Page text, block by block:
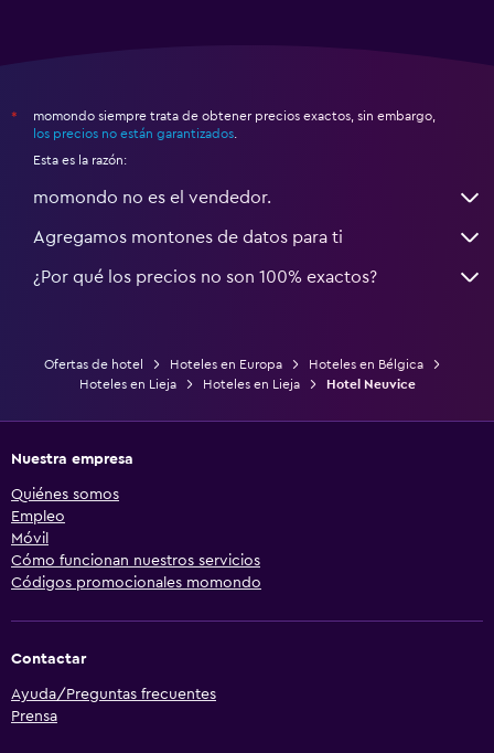
*
momondo siempre trata de obtener precios exactos, sin embargo,
los precios no están garantizados
Esta es la razón:
momondo no es el vendedor.
Agregamos montones de datos para ti
¿Por qué los precios no son 100% exactos?
Ofertas de hotel Hoteles en Europa
Hoteles en Bélgica
Hoteles en Lieja
Hoteles en Lieja Hotel Neuvice
Nuestra empresa
Quiénes somos
Empleo
Móvil
Cómo funcionan nuestros servicios
Códigos promocionales momondo
Contactar
Ayuda/Preguntas frecuentes
Prensa